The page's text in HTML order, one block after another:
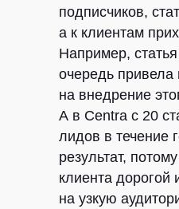
подписчиков,
а к клиентам
Например,
очередь привела
на внедрение
А в Centra с 20
лидов в течение
результат,
клиента дорогой
на узкую
РАССЫЛКА
ПРО
ДЛЯ